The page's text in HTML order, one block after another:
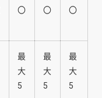
〇 〇 〇
最
大
5
最
大
5
最
大
5